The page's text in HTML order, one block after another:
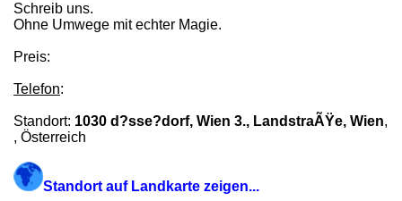
Schreib uns.
Ohne Umwege mit echter Magie.
Preis:
Telefon:
Standort: 1030 d?sse?dorf, Wien 3., LandstraÃŸe, Wien,
, Österreich
Standort auf Landkarte zeigen...